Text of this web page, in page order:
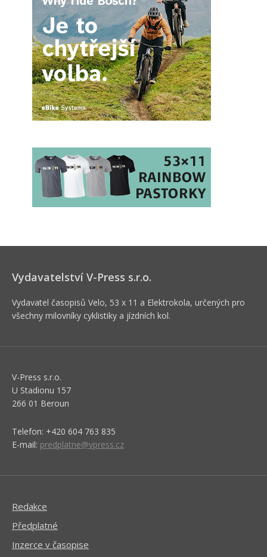
Vydavatelství V-Press s.r.o.
Vydavatel časopisů Velo, 53 x 11 a Elektrokola, určených pro
všechny milovníky cyklistiky a jízdních kol.
V-Press s.r.o.
U Stadionu 157
266 01 Beroun
Telefon: +420 604 763 835
E-mail: predplatne@vpress.cz
Redakce
Předplatné
Inzerce v časopise